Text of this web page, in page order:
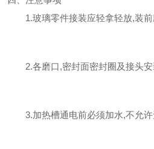
1.玻璃零件接装应轻拿轻放,装前
2.各磨口,密封面密封圈及接头安
3.加热槽通电前必须加水,不允许